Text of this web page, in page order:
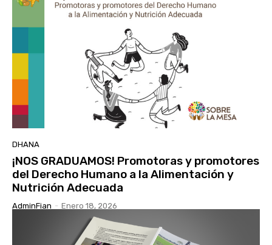
DHANA
¡NOS GRADUAMOS! Promotoras y promotores
del Derecho Humano a la Alimentación y
Nutrición Adecuada
AdminFian - Enero 18, 2026